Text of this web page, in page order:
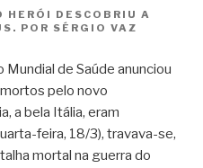
HERÓI DESCOBRIU A
POR SÉRGIO VAZ
Mundial de Saúde anunciou
pelo novo
a bela Itália, eram
feira, 18/3), travava-se,
mortal na guerra do